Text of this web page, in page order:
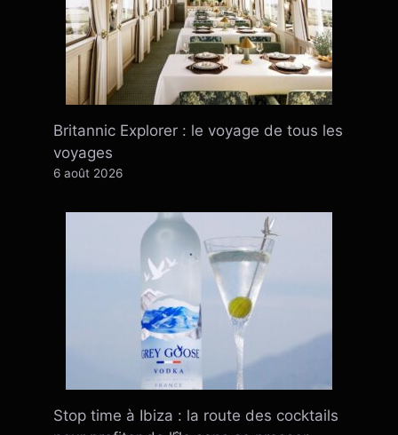
Britannic Explorer : le voyage de tous les
voyages
6 août 2026
Stop time à Ibiza : la route des cocktails